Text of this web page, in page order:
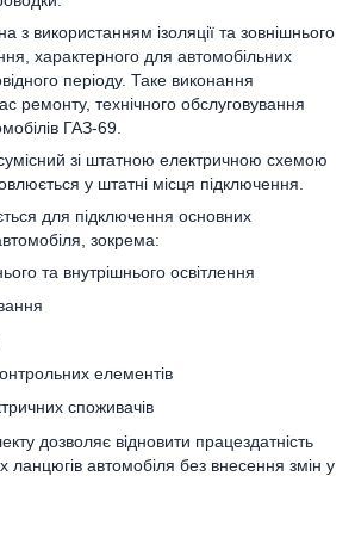
з використанням ізоляції та зовнішнього
характерного для автомобільних
періоду. Таке виконання
ремонту, технічного обслуговування
ГАЗ-69.
зі штатною електричною схемою
у штатні місця підключення.
для підключення основних
зокрема:
та внутрішнього освітлення
елементів
споживачів
дозволяє відновити працездатність
ланцюгів автомобіля без внесення змін у